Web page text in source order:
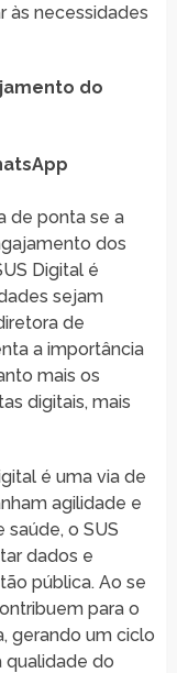
às necessidades
do
de ponta se a
dos
Digital é
sejam
de
a importância
mais os
digitais, mais
é uma via de
agilidade e
o SUS
dados e
pública. Ao se
para o
gerando um ciclo
do